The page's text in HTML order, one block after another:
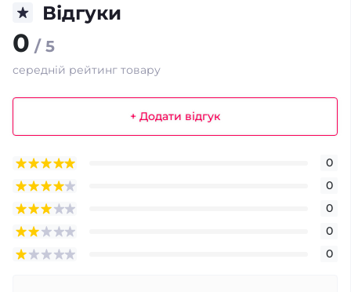
Відгуки
0 / 5
середній рейтинг товару
+ Додати відгук
0
0
0
0
0